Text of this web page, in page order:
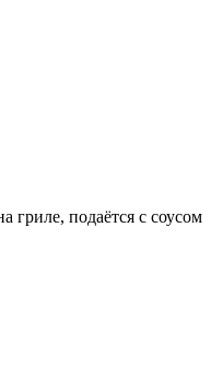
гриле, подаётся с соусом